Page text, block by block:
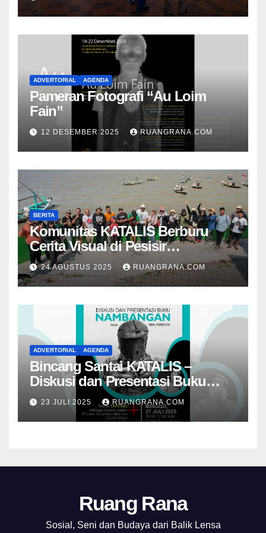
ADVERTORIAL AGENDA
Pameran Fotografi “Au Loim
Fain”
12 DESEMBER 2025 RUANGRANA.COM
BERITA
Komunitas KATALIS Berburu
Cerita Visual di Pesisir
Nambangan
24 AGUSTUS 2025 RUANGRANA.COM
ADVERTORIAL AGENDA
Bincang Santai KATALIS –
Diskusi dan Presentasi Buku
Foto Nambangan
23 JULI 2025 RUANGRANA.COM
Ruang Rana
Sosial, Seni dan Budaya dari Balik Lensa